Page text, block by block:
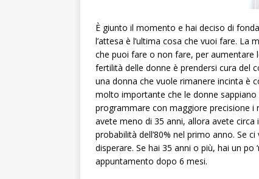
È giunto il momento e hai deciso di
l’attesa è l’ultima cosa che vuoi fare.
che puoi fare o non fare, per aumentare
fertilità delle donne è prendersi cura del
una donna che vuole rimanere incinta è
molto importante che le donne
programmare con maggiore precisione i
avete meno di 35 anni, allora avete
probabilità dell’80% nel primo anno. Se
disperare. Se hai 35 anni o più, hai un
appuntamento dopo 6 mesi.